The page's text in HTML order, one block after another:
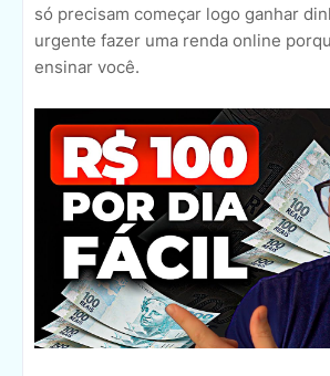
só precisam começar logo ganhar
urgente fazer uma renda online
ensinar você.